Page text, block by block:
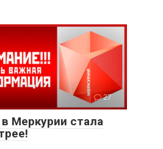
27
Меркурии стала